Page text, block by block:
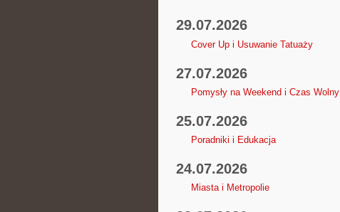
29.07.2026
Cover Up i Usuwanie Tatuaży
27.07.2026
Pomysły na Weekend i Czas Wolny
25.07.2026
Poradniki i Edukacja
24.07.2026
Miasta i Metropolie